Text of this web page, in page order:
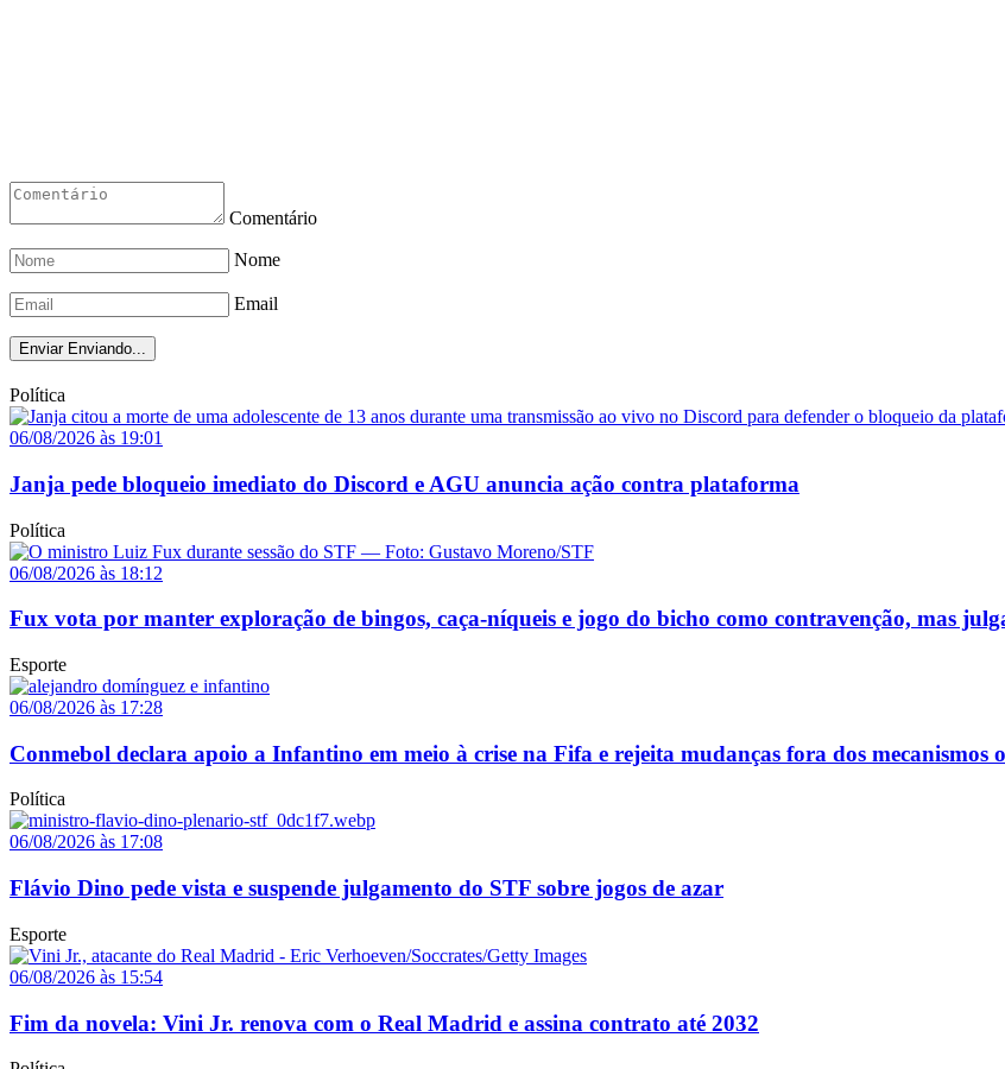
Comentário
Nome
Email
Enviar Enviando...
Política
06/08/2026 às 19:01
Janja pede bloqueio imediato do Discord e AGU anuncia ação contra plataforma
Política
06/08/2026 às 18:12
Fux vota por manter exploração de bingos, caça-níqueis e jogo do bicho como contravenção, mas
Esporte
06/08/2026 às 17:28
Conmebol declara apoio a Infantino em meio à crise na Fifa e rejeita mudanças fora dos mecanismos
Política
06/08/2026 às 17:08
Flávio Dino pede vista e suspende julgamento do STF sobre jogos de azar
Esporte
06/08/2026 às 15:54
Fim da novela: Vini Jr. renova com o Real Madrid e assina contrato até 2032